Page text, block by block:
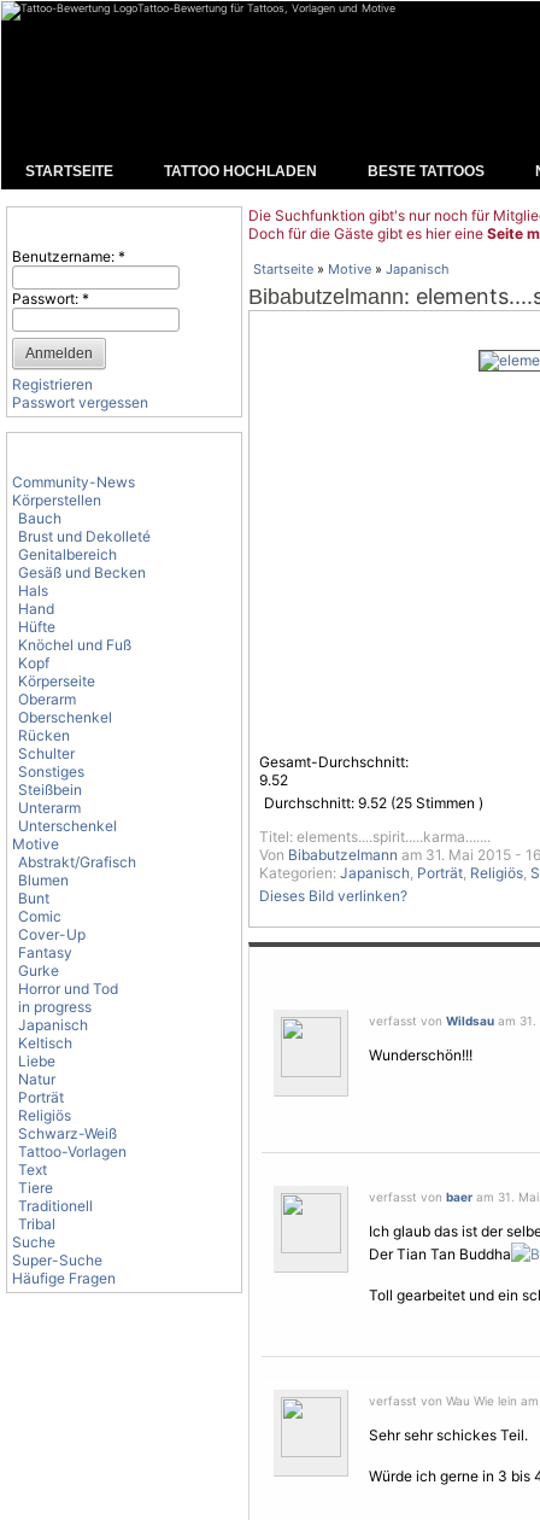
Tattoo-Bewertung für Tattoos, Vorlagen und Motive
STARTSEITE TATTOO HOCHLADEN BESTE TATTOOS
Benutzername: *
Passwort: *
Registrieren
Passwort vergessen
Community-News
Körperstellen
Bauch
Brust und Dekolleté
Genitalbereich
Gesäß und Becken
Hals
Hand
Hüfte
Knöchel und Fuß
Kopf
Körperseite
Oberarm
Oberschenkel
Rücken
Schulter
Sonstiges
Steißbein
Unterarm
Unterschenkel
Motive
Abstrakt/Grafisch
Blumen
Bunt
Comic
Cover-Up
Fantasy
Gurke
Horror und Tod
in progress
Japanisch
Keltisch
Liebe
Natur
Porträt
Religiös
Schwarz-Weiß
Tattoo-Vorlagen
Text
Tiere
Traditionell
Tribal
Suche
Super-Suche
Häufige Fragen
Die Suchfunktion gibt's nur noch für
Doch für die Gäste gibt es hier eine Seite
Startseite » Motive » Japanisch
Bibabutzelmann:
Gesamt-Durchschnitt:
9.52
Durchschnitt: 9.52 (25 Stimmen )
Titel: elements....spirit.....karma.......
Von Bibabutzelmann am 31. Mai 2015 -
Kategorien: Japanisch, Porträt, Religiös,
Dieses Bild verlinken?
verfasst von Wildsau am 31.
Wunderschön!!!
verfasst von baer am 31.
Ich glaub das ist der
Der Tian Tan Buddha
Toll gearbeitet und ein
verfasst von Wau Wie lein
Sehr sehr schickes Teil.
Würde ich gerne in 3 bis